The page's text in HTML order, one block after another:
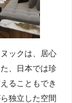
ックは、居心
、日本では珍
ることもでき
独立した空間